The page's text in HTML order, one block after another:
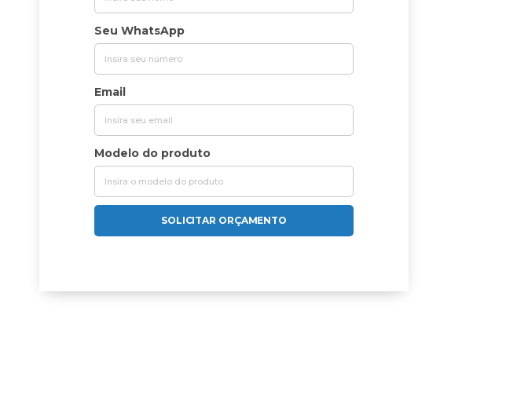
Seu WhatsApp
Email
Modelo do produto
SOLICITAR ORÇAMENTO